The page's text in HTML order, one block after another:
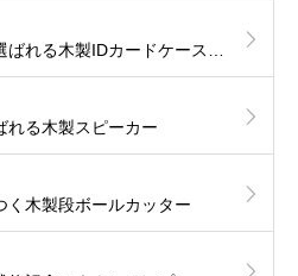
れる木製スピーカー
く木製段ボールカッター